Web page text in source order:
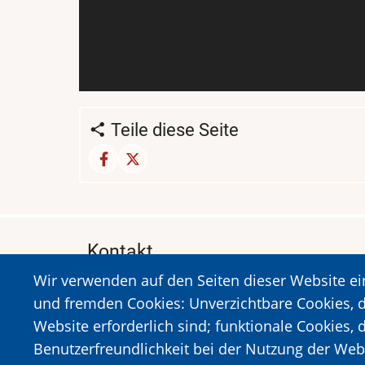
Teile diese Seite
Wir verwenden auf den Seiten dieser Website
und fremden Cookies: Unverzichtbare Cookies,
Website erforderlich sind; funktionale Cookies,
Benutzerfreundlichkeit bei der Nutzung der
Kontakt
MUSEUM DES HOLOCAUSTS DER STADT
A. Sigros 1-5, Kalavrita, PLZ 25001
Tel:+302692023646,+302692360220
https://www.dmko.gr || info@dmko.gr